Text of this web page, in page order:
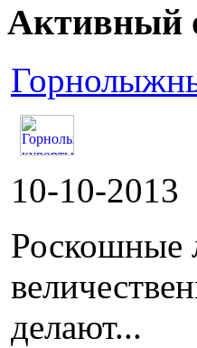
Активный
10-10-2013
Роскошные
делают...